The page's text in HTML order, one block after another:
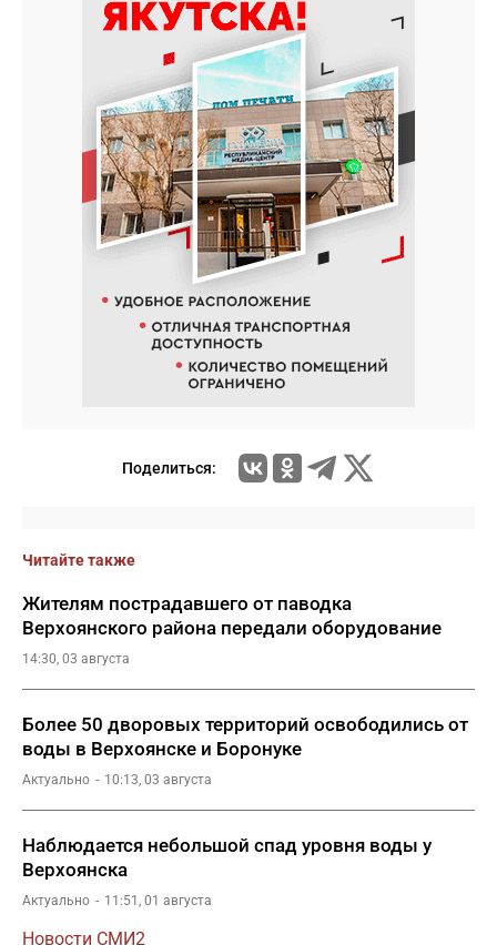
Поделиться:
Читайте также
Жителям пострадавшего от паводка
Верхоянского района передали оборудование
14:30, 03 августа
Более 50 дворовых территорий освободились от
воды в Верхоянске и Боронуке
Актуально 10:13, 03 августа
Наблюдается небольшой спад уровня воды у
Верхоянска
Актуально 11:51, 01 августа
Новости СМИ2